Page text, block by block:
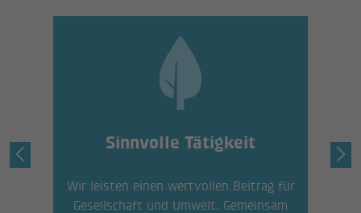
Sinnvolle Tätigkeit
Wir leisten einen wertvollen Beitrag für
Gesellschaft und Umwelt. Gemeinsam